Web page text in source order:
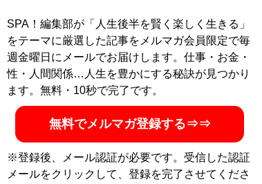
記事一覧へ
SPA！編集部が「人生後半を賢く楽しく生きる」
をテーマに厳選した記事をメルマガ会員限定で毎
週金曜日にメールでお届けします。仕事・お金・
性・人間関係…人生を豊かにする秘訣が見つかり
ます。無料・10秒で完了です。
無料でメルマガ登録する⇒⇒
※登録後、メール認証が必要です。受信した認証
メールをクリックして、登録を完了させてくださ